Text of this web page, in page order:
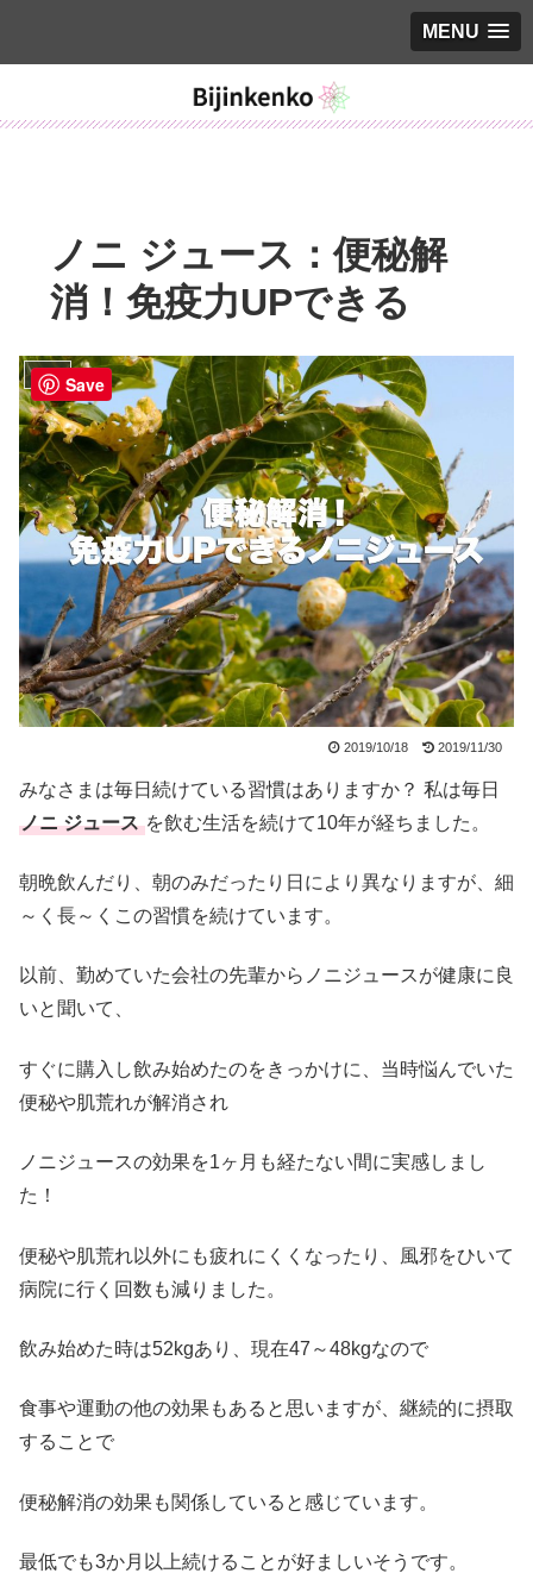
MENU
ノニ ジュース：便秘解
消！免疫力UPできる
ブログ
2019/10/18 2019/11/30
みなさまは毎日続けている習慣はありますか？ 私は毎日
ノニ ジュースを飲む生活を続けて10年が経ちました。
朝晩飲んだり、朝のみだったり日により異なりますが、細
～く長～くこの習慣を続けています。
以前、勤めていた会社の先輩からノニジュースが健康に良
いと聞いて、
すぐに購入し飲み始めたのをきっかけに、当時悩んでいた
便秘や肌荒れが解消され
ノニジュースの効果を1ヶ月も経たない間に実感しまし
た！
便秘や肌荒れ以外にも疲れにくくなったり、風邪をひいて
病院に行く回数も減りました。
飲み始めた時は52kgあり、現在47～48kgなので
食事や運動の他の効果もあると思いますが、継続的に摂取
することで
便秘解消の効果も関係していると感じています。
最低でも3か月以上続けることが好ましいそうです。
Save